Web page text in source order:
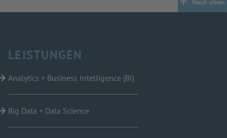
Nach oben
LEISTUNGEN
Analytics + Business Intelligence (BI)
Big Data + Data Science